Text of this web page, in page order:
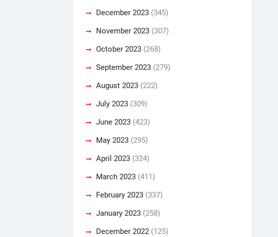
December 2023 (345)
November 2023 (307)
October 2023 (268)
September 2023 (279)
August 2023 (222)
July 2023 (309)
June 2023 (423)
May 2023 (295)
April 2023 (324)
March 2023 (411)
February 2023 (337)
January 2023 (258)
December 2022 (125)